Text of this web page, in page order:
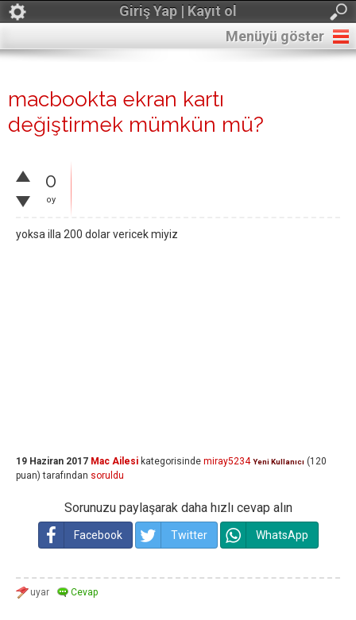
Giriş Yap | Kayıt ol
Menüyü göster
macbookta ekran kartı
değiştirmek mümkün mü?
0
oy
yoksa illa 200 dolar vericek miyiz
19 Haziran 2017 Mac Ailesi kategorisinde miray5234 Yeni Kullanıcı (120
puan) tarafından soruldu
Sorunuzu paylaşarak daha hızlı cevap alın
Facebook Twitter WhatsApp